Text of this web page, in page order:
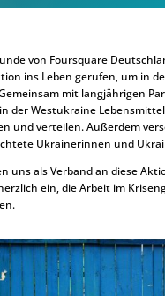
von Foursquare
ins Leben gerufen, um in
mit langjährigen
der Westukraine
und verteilen. Außerdem
Ukrainerinnen und
uns als Verband an diese
ein, die Arbeit im